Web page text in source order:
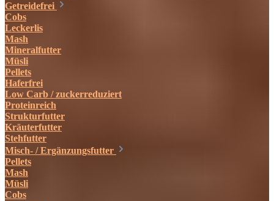
Getreidefrei
Cobs
Leckerlis
Mash
Mineralfutter
Müsli
Pellets
Haferfrei
Low Carb / zuckerreduziert
Proteinreich
Strukturfutter
Kräuterfutter
Stehfutter
Misch- / Ergänzungsfutter
Pellets
Mash
Müsli
Cobs